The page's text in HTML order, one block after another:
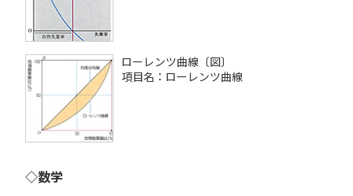
ローレンツ曲線〔図〕
項目名：ローレンツ曲線
◇数学